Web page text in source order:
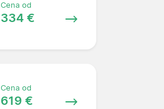
Cena od
334 €
Cena od
619 €